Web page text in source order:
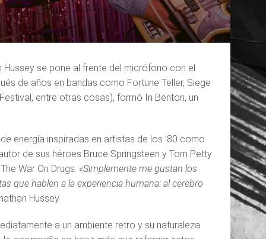
se pone al frente del micrófono con el
de años en bandas como Fortune Teller, Siege
entre otras cosas), formó In Benton, un
energía inspiradas en artistas de los ’80 como
de sus héroes Bruce Springsteen y Tom Petty
War On Drugs. «Simplemente me gustan los
que hablen a la experiencia humana: al cerebro
Hussey
a un ambiente retro y su naturaleza